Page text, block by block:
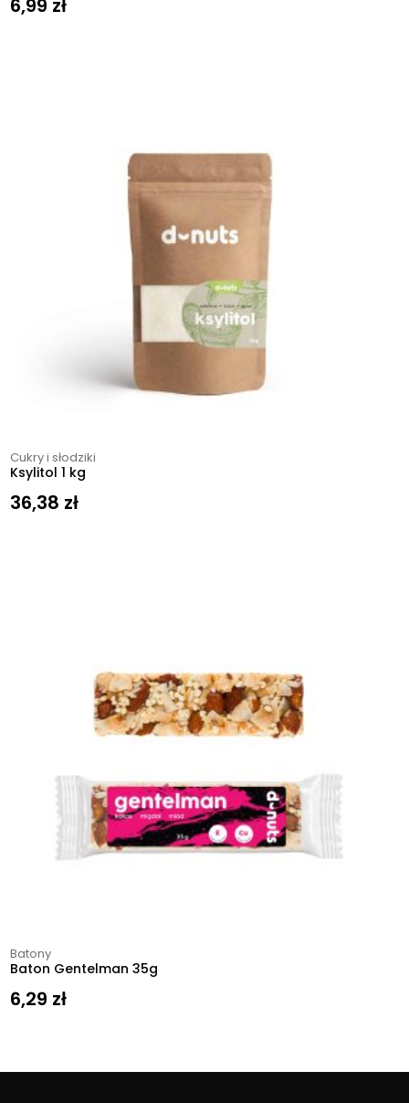
6,99 zł
Cukry i słodziki
Ksylitol 1 kg
36,38 zł
Batony
Baton Gentelman 35g
6,29 zł